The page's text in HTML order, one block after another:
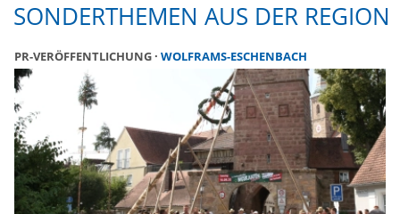
SONDERTHEMEN AUS DER REGION
PR-VERÖFFENTLICHUNG WOLFRAMS-ESCHENBACH